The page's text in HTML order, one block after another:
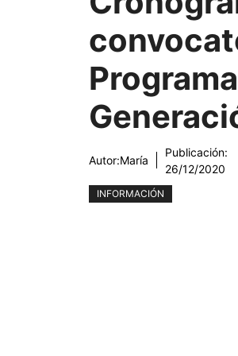
Programa
Autor:María
Publicación:
26/12/2020
INFORMACIÓN